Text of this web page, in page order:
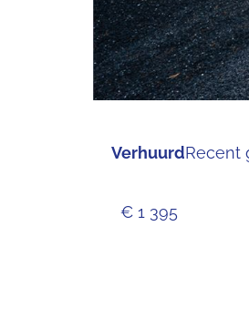
VerhuurdRecent
€ 1 395